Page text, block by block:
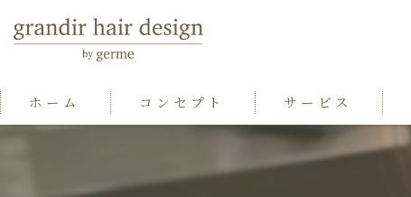
ホーム コンセプト サービス